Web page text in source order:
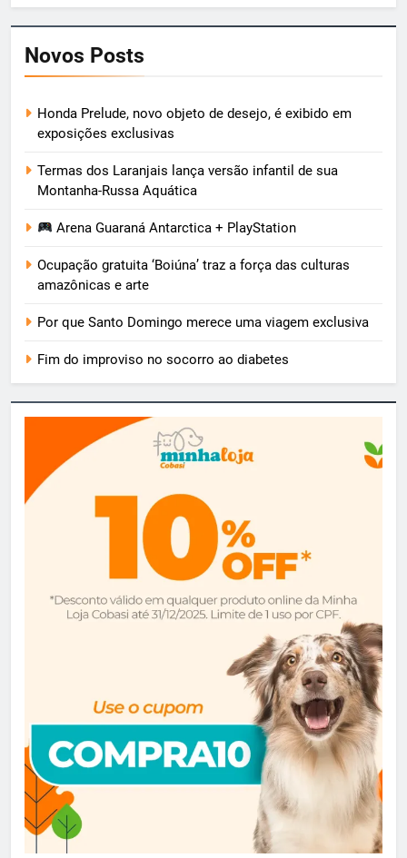
Novos Posts
Honda Prelude, novo objeto de desejo, é exibido em
exposições exclusivas
Termas dos Laranjais lança versão infantil de sua
Montanha-Russa Aquática
Arena Guaraná Antarctica + PlayStation
Ocupação gratuita ‘Boiúna’ traz a força das culturas
amazônicas e arte
Por que Santo Domingo merece uma viagem exclusiva
Fim do improviso no socorro ao diabetes